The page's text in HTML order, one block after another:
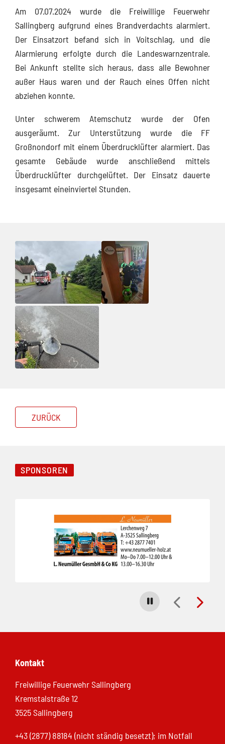
Am 07.07.2024 wurde die Freiwillige Feuerwehr
Sallingberg aufgrund eines Brandverdachts alarmiert.
Der Einsatzort befand sich in Voitschlag, und die
Alarmierung erfolgte durch die Landeswarnzentrale.
Bei Ankunft stellte sich heraus, dass alle Bewohner
außer Haus waren und der Rauch eines Offen nicht
abziehen konnte.
Unter schwerem Atemschutz wurde der Ofen
ausgeräumt. Zur Unterstützung wurde die FF
Großnondorf mit einem Überdrucklüfter alarmiert. Das
gesamte Gebäude wurde anschließend mittels
Überdrucklüfter durchgelüftet. Der Einsatz dauerte
insgesamt eineinviertel Stunden.
ZURÜCK
SPONSOREN
Carousel stoppen
Kontakt
Freiwillige Feuerwehr Sallingberg
Kremstalstraße 12
3525 Sallingberg
+43 (2877) 88184 (nicht ständig besetzt); im Notfall